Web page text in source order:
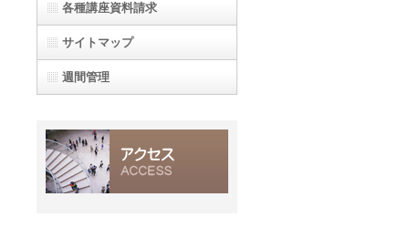
各種講座資料請求
サイトマップ
週間管理